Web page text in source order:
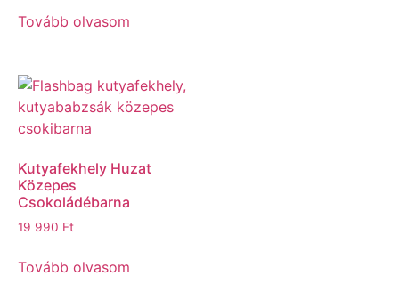
Tovább olvasom
Kutyafekhely Huzat
Közepes
Csokoládébarna
19 990 Ft
Tovább olvasom